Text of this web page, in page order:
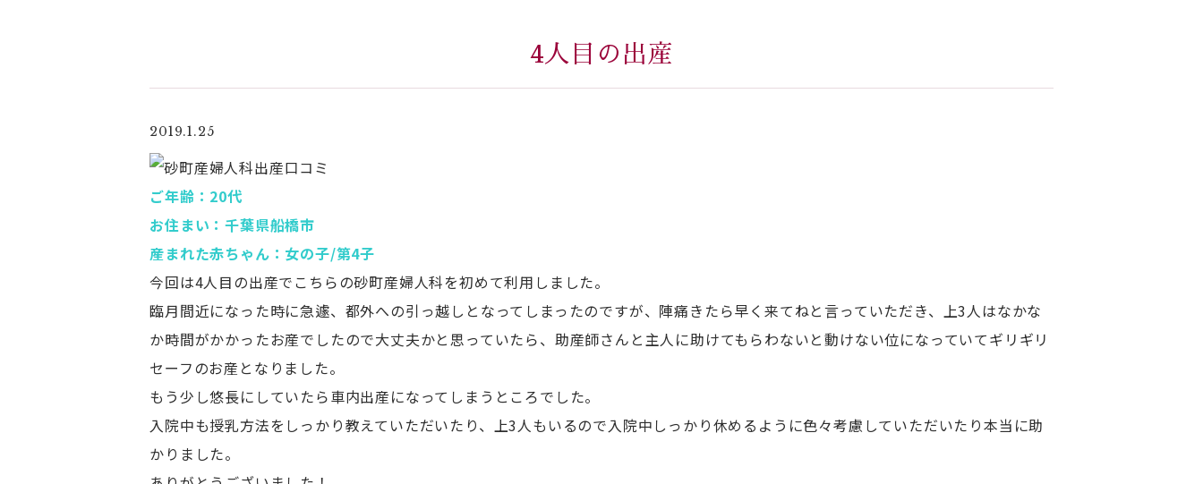
4人目の出産
2019.1.25
ご年齢：20代
お住まい：千葉県船橋市
産まれた赤ちゃん：女の子/第4子
今回は4人目の出産でこちらの砂町産婦人科を初めて利用しました。
臨月間近になった時に急遽、都外への引っ越しとなってしまったのですが、陣痛きたら早く来てねと言っていただき、上3人はなかな
か時間がかかったお産でしたので大丈夫かと思っていたら、助産師さんと主人に助けてもらわないと動けない位になっていてギリギリ
セーフのお産となりました。
もう少し悠長にしていたら車内出産になってしまうところでした。
入院中も授乳方法をしっかり教えていただいたり、上3人もいるので入院中しっかり休めるように色々考慮していただいたり本当に助
かりました。